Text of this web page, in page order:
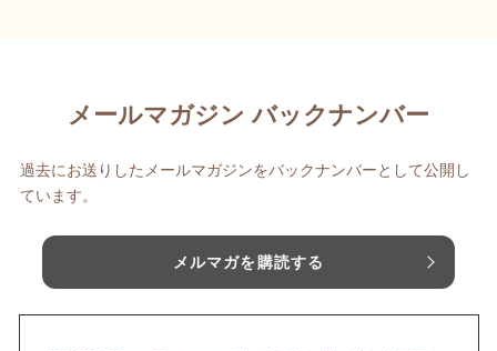
メールマガジン バックナンバー
過去にお送りしたメールマガジンをバックナンバーとして公開し
ています。
メルマガを購読する